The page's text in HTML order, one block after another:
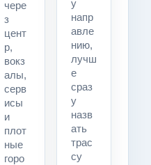
чере
з
цент
р,
вокз
алы,
серв
исы
и
плот
ные
горо
у
напр
авле
нию,
лучш
е
сраз
у
назв
ать
трас
су